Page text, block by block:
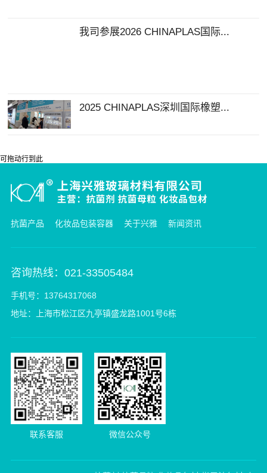
我司参展2026 CHINAPLAS国际...
2025 CHINAPLAS深圳国际橡塑...
可拖动行到此
抗菌产品 化妆品包装容器 关于兴雅 新闻资讯
咨询热线：021-33505484
手机号：13764317068
地址：上海市松江区九亭镇盛龙路1001号6栋
联系客服 微信公众号